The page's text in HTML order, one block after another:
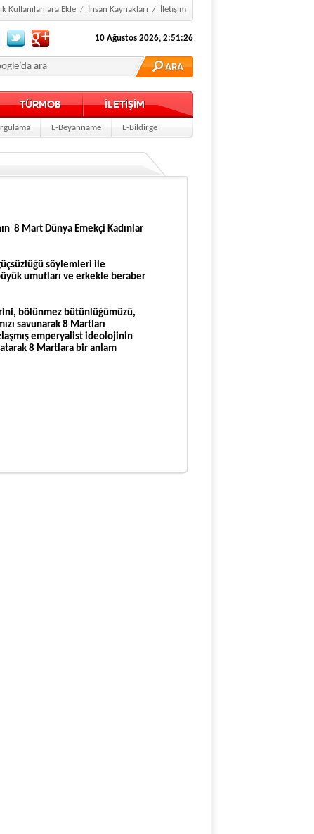
Kullanılanlara Ekle / İnsan Kaynakları / İletişim
10 Ağustos 2026, 2:51:27
TÜRMOB İLETİŞİM
E-Beyanname E-Bildirge
8 Mart Dünya Emekçi Kadınlar
güçsüzlüğü söylemleri ile
umutları ve erkekle beraber
bölünmez bütünlüğümüzü,
savunarak 8 Martları
emperyalist ideolojinin
8 Martlara bir anlam